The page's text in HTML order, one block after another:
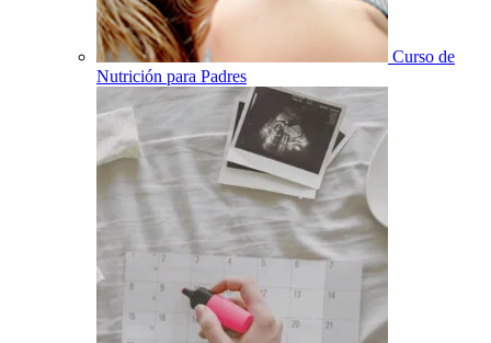
Curso de
Nutrición para Padres